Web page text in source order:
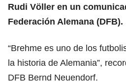
Rudi Völler en un
Federación Alemana (DFB).
“Brehme es uno de los
la historia de Alemania”,
DFB Bernd Neuendorf.